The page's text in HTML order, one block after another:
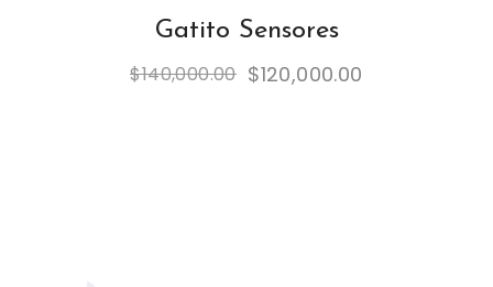
Gatito Sensores
$140,000.00 $120,000.00